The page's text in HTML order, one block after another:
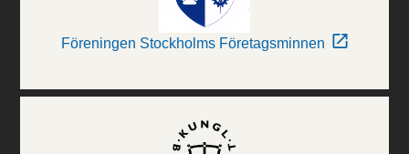
Föreningen Stockholms Företagsminnen